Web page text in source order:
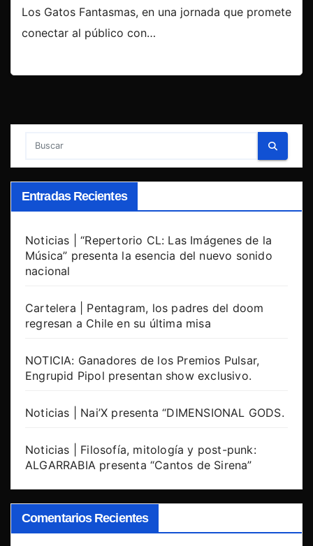
Los Gatos Fantasmas, en una jornada que promete
conectar al público con…
Entradas Recientes
Noticias | “Repertorio CL: Las Imágenes de la
Música” presenta la esencia del nuevo sonido
nacional
Cartelera | Pentagram, los padres del doom
regresan a Chile en su última misa
NOTICIA: Ganadores de los Premios Pulsar,
Engrupid Pipol presentan show exclusivo.
Noticias | Nai’X presenta “DIMENSIONAL GODS.
Noticias | Filosofía, mitología y post-punk:
ALGARRABIA presenta “Cantos de Sirena”
Comentarios Recientes